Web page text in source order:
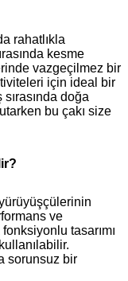
rahatlıkla
kesme
vazgeçilmez bir
için ideal bir
sırasında doğa
bu çakı size
ve
tasarımı
sorunsuz bir